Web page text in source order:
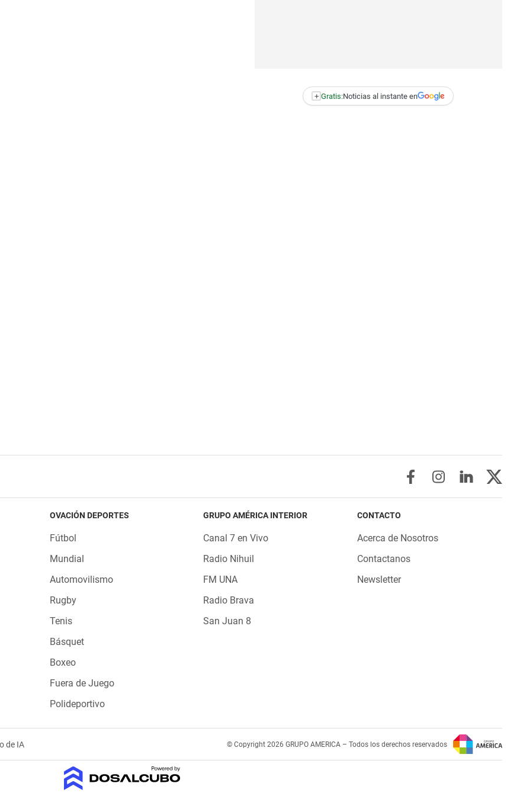
+ Gratis:Noticias al instante en
OVACIÓN DEPORTES
Fútbol
Mundial
Automovilismo
Rugby
Tenis
Básquet
Boxeo
Fuera de Juego
Polideportivo
GRUPO AMÉRICA INTERIOR
Canal 7 en Vivo
Radio Nihuil
FM UNA
Radio Brava
San Juan 8
CONTACTO
Acerca de Nosotros
Contactanos
Newsletter
de IA © Copyright 2026 GRUPO AMERICA – Todos los derechos reservados